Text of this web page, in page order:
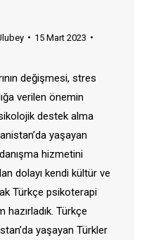
15 Mart 2023
değişmesi, stres
verilen önemin
destek alma
yaşayan
hizmetini
dolayı kendi kültür ve
Türkçe psikoterapi
Türkçe
yaşayan Türkler